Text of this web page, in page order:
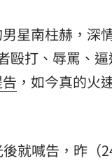
星南柱赫，深
毆打、辱罵、逼
，如今真的火
就喊告，昨（